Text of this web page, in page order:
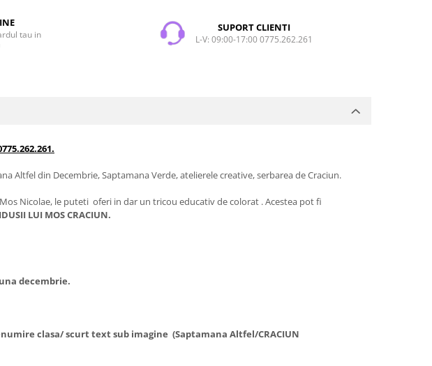
tau in
SUPORT CLIENTI
L-V: 09:00-17:00 0775.262.261
Altfel din Decembrie, Saptamana Verde, atelierele creative, serbarea de Craciun.
Nicolae, le puteti oferi in dar un tricou educativ de colorat . Acestea pot fi
LUI MOS CRACIUN.
decembrie.
clasa/ scurt text sub imagine (Saptamana Altfel/CRACIUN